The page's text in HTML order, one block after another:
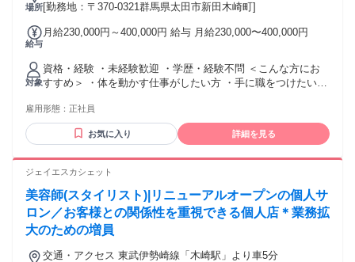
場所[勤務地：〒370-0321群馬県太田市新田木崎町]
給与
月給230,000円～400,000円 給与 月給230,000〜400,000円
対象
資格・経験 ・未経験歓迎 ・学歴・経験不問 ＜こんな方にお
すすめ＞ ・体を動かす仕事がしたい方 ・手に職をつけたい方
を上げたい方
雇用形態： 正社員
お気に入り 詳細を見る
ジェイエスカシェット
美容師(スタイリスト)|リニューアルオープンの個人サ
ロン／お客様との関係性を重視できる個人店＊業務拡
大のための増員
交通・アクセス 東武伊勢崎線「木崎駅」より車5分